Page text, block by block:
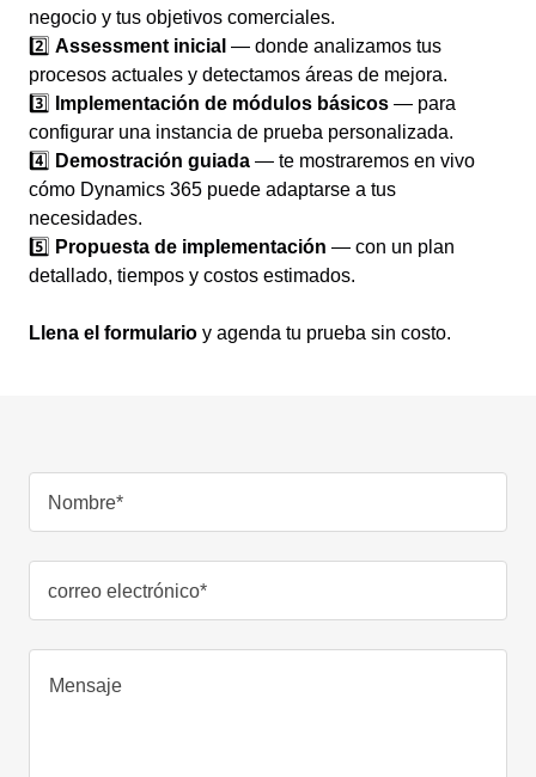
negocio y tus objetivos comerciales.
2️⃣ Assessment inicial — donde analizamos tus
procesos actuales y detectamos áreas de mejora.
3️⃣
Implementación de módulos básicos — para
configurar una instancia de prueba personalizada.
4️⃣ Demostración guiada — te mostraremos en vivo
cómo Dynamics 365 puede adaptarse a tus
necesidades.
5️⃣ Propuesta de implementación — con un plan
detallado, tiempos y costos estimados.
Llena el formulario y agenda tu prueba sin costo.
Nombre*
correo electrónico*